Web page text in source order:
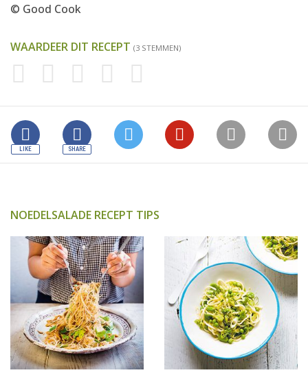
© Good Cook
WAARDEER DIT RECEPT (3 STEMMEN)
NOEDELSALADE RECEPT TIPS